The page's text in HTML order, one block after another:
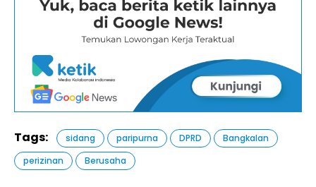
Tags: sidang paripurna DPRD
Bangkalan
perizinan
Berusaha